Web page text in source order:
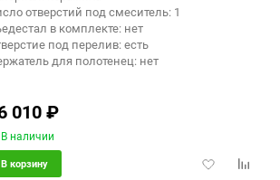
отверстий под смеситель: 1
в комплекте: нет
под перелив: есть
для полотенец: нет
010₽
В наличии
Добавить
В корзину